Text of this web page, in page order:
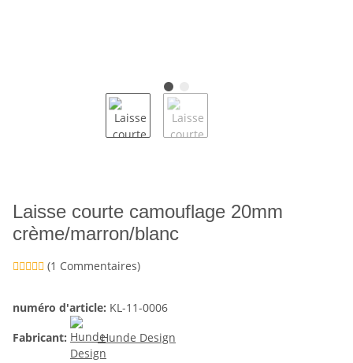
Laisse courte camouflage 20mm
crème/marron/blanc
(1 Commentaires)
numéro d'article: KL-11-0006
Fabricant:
Hunde Design